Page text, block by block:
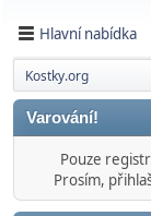
Hlavní nabídka
Kostky.org
Varování!
Pouze
Prosím,